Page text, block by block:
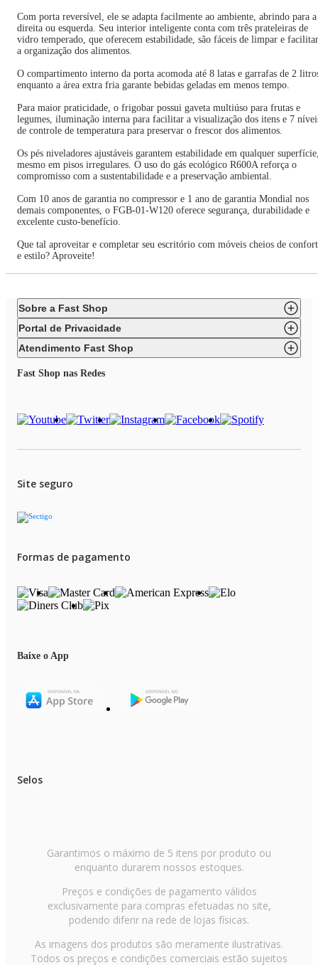
Com porta reversível, ele se adapta facilmente ao ambiente, abrindo para a
direita ou esquerda. Seu interior inteligente conta com três prateleiras de
vidro temperado, que oferecem estabilidade, são fáceis de limpar e
a organização dos alimentos.
O compartimento interno da porta acomoda até 8 latas e garrafas de 2
enquanto a área extra fria garante bebidas geladas em menos tempo.
Para maior praticidade, o frigobar possui gaveta multiúso para frutas e
legumes, iluminação interna para facilitar a visualização dos itens e 7
de controle de temperatura para preservar o frescor dos alimentos.
Os pés niveladores ajustáveis garantem estabilidade em qualquer
mesmo em pisos irregulares. O uso do gás ecológico R600A reforça o
compromisso com a sustentabilidade e a preservação ambiental.
Com 10 anos de garantia no compressor e 1 ano de garantia Mondial nos
demais componentes, o FGB-01-W120 oferece segurança, durabilidade e
excelente custo-benefício.
Que tal aproveitar e completar seu escritório com móveis cheios de
e estilo? Aproveite!
Sobre a Fast Shop
Portal de Privacidade
Atendimento Fast Shop
Fast Shop nas Redes
Site seguro
Formas de pagamento
Baixe o App
Selos
Garantimos o máximo de 5 itens por produto ou
enquanto durarem nossos estoques.
Preços e condições de pagamento válidos
exclusivamente para compras efetuadas no site,
podendo diferir na rede de lojas físicas.
As imagens dos produtos são meramente ilustrativas.
Todos os preços e condições comerciais estão sujeitos